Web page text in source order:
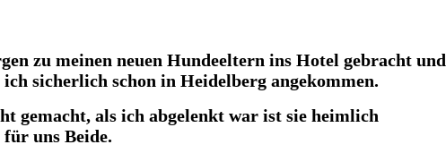
zu meinen neuen Hundeeltern ins Hotel gebracht und
sicherlich schon in Heidelberg angekommen.
gemacht, als ich abgelenkt war ist sie heimlich
für uns Beide.